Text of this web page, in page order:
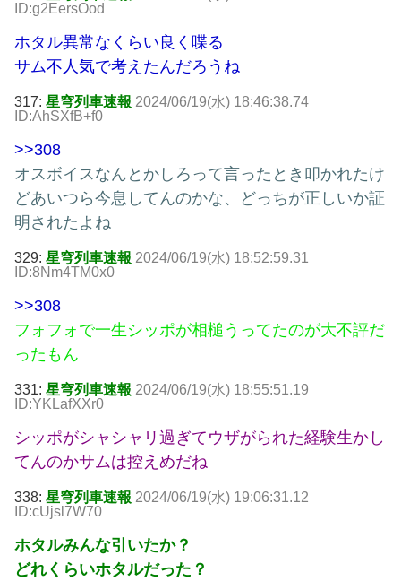
ID:g2EersOod
ホタル異常なくらい良く喋る
サム不人気で考えたんだろうね
317: 星穹列車速報 2024/06/19(水) 18:46:38.74
ID:AhSXfB+f0
>>308
オスボイスなんとかしろって言ったとき叩かれたけ
どあいつら今息してんのかな、どっちが正しいか証
明されたよね
329: 星穹列車速報 2024/06/19(水) 18:52:59.31
ID:8Nm4TM0x0
>>308
フォフォで一生シッポが相槌うってたのが大不評だ
ったもん
331: 星穹列車速報 2024/06/19(水) 18:55:51.19
ID:YKLafXXr0
シッポがシャシャリ過ぎてウザがられた経験生かし
てんのかサムは控えめだね
338: 星穹列車速報 2024/06/19(水) 19:06:31.12
ID:cUjsl7W70
ホタルみんな引いたか？
どれくらいホタルだった？